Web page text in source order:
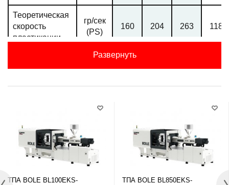
Теоретическая
скорость
пластикации
гр/сек
(PS)
160 204 263 118
мм
скорость
вращения
шнека
об/мин 150
Мощностные характеристики
Развернуть
ТПА BOLE BL100EKS-
ТПА BOLE BL850EKS-